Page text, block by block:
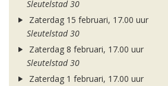
Sleutelstad 30
Zaterdag 15 februari, 17.00 uur
Sleutelstad 30
Zaterdag 8 februari, 17.00 uur
Sleutelstad 30
Zaterdag 1 februari, 17.00 uur